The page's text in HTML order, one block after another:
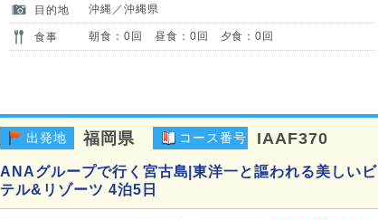
目的地 沖縄／沖縄県
食事 朝食：0回 昼食：0回 夕食：0回
出発地 福岡県 コース番号 IAAF370
ANAグループで行く宮古島|東洋一と謳われる美しい
テル&リゾーツ 4泊5日